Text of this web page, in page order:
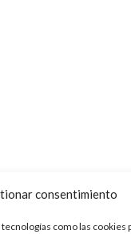
consentimiento
como las cookies